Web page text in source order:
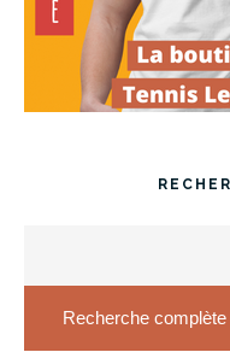
Recherche complète